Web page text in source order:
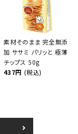
素材そのまま 完全無添
加 ササミ パリッと 極薄
チップス 50g
437円 (税込)